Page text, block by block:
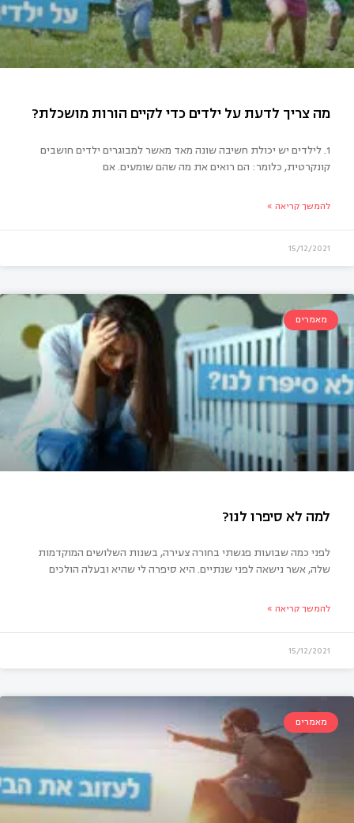
צריך לדעת על ילדים כדי לקיים הורות מושכלת?
1. לילדים יש יכולת חשיבה שונה מאד מאשר למבוגרים ילדים חושבים
קונקרטית, כלומר: הם רואים את מה שהם שומעים. אם
להמשך קריאה »
15/12/2021
מאמרים
לא סיפרו לנו?
לפני כמה שבועות פגשתי בחורה צעירה, בשנות השלושים המוקדמות
שלה, אשר נישאה לפני שנתיים. היא סיפרה לי שהיא ובעלה הולכים
להמשך קריאה »
15/12/2021
מאמרים